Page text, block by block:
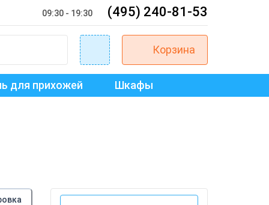
09:30 - 19:30 (495) 240-81-53
Корзина
для прихожей Шкафы